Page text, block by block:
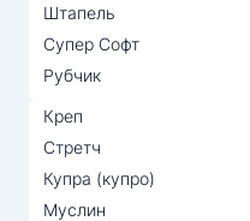
Штапель
Супер Софт
Рубчик
Креп
Стретч
Купра (купро)
Муслин